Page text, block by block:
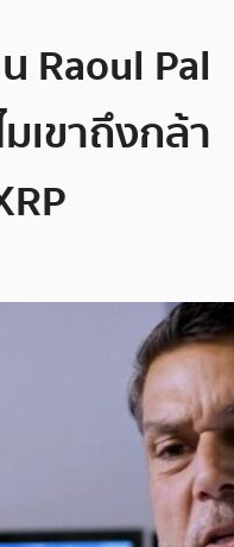
Raoul Pal
เขาถึงกล้า